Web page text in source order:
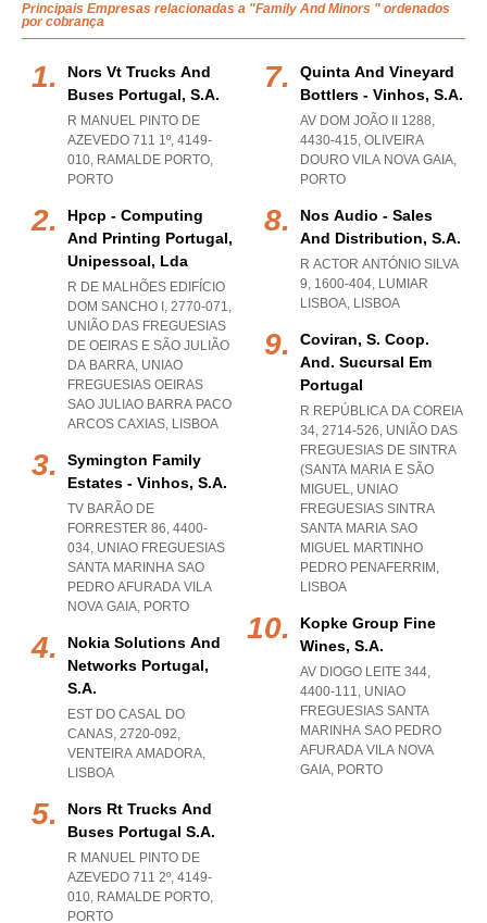
Principais Empresas relacionadas a "Family And Minors " ordenados
por cobrança
Nors Vt Trucks And
Buses Portugal, S.a.
R MANUEL PINTO DE
AZEVEDO 711 1º, 4149-
010, RAMALDE PORTO,
PORTO
Hpcp - Computing
And Printing Portugal,
Unipessoal, Lda
R DE MALHÕES EDIFÍCIO
DOM SANCHO I, 2770-071,
UNIÃO DAS FREGUESIAS
DE OEIRAS E SÃO JULIÃO
DA BARRA, UNIAO
FREGUESIAS OEIRAS
SAO JULIAO BARRA PACO
ARCOS CAXIAS, LISBOA
Symington Family
Estates - Vinhos, S.a.
TV BARÃO DE
FORRESTER 86, 4400-
034, UNIAO FREGUESIAS
SANTA MARINHA SAO
PEDRO AFURADA VILA
NOVA GAIA, PORTO
Nokia Solutions And
Networks Portugal,
S.a.
EST DO CASAL DO
CANAS, 2720-092,
VENTEIRA AMADORA,
LISBOA
Nors Rt Trucks And
Buses Portugal S.a.
R MANUEL PINTO DE
AZEVEDO 711 2º, 4149-
010, RAMALDE PORTO,
PORTO
Quinta And Vineyard
Bottlers - Vinhos, S.a.
AV DOM JOÃO II 1288,
4430-415, OLIVEIRA
DOURO VILA NOVA GAIA,
PORTO
Nos Audio - Sales
And Distribution, S.a.
R ACTOR ANTÓNIO SILVA
9, 1600-404, LUMIAR
LISBOA, LISBOA
Coviran, S. Coop.
And. Sucursal Em
Portugal
R REPÚBLICA DA COREIA
34, 2714-526, UNIÃO DAS
FREGUESIAS DE SINTRA
(SANTA MARIA E SÃO
MIGUEL, UNIAO
FREGUESIAS SINTRA
SANTA MARIA SAO
MIGUEL MARTINHO
PEDRO PENAFERRIM ,
LISBOA
Kopke Group Fine
Wines, S.a.
AV DIOGO LEITE 344,
4400-111, UNIAO
FREGUESIAS SANTA
MARINHA SAO PEDRO
AFURADA VILA NOVA
GAIA, PORTO